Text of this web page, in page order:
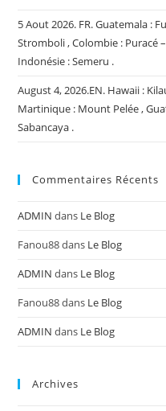
5 Aout 2026. FR. Guatemala :
Stromboli , Colombie : Puracé
Indonésie : Semeru .
August 4, 2026.EN. Hawaii :
Martinique : Mount Pelée ,
Sabancaya .
Commentaires Récents
ADMIN dans Le Blog
Fanou88dans Le Blog
ADMIN dans Le Blog
Fanou88dans Le Blog
ADMIN dans Le Blog
Archives